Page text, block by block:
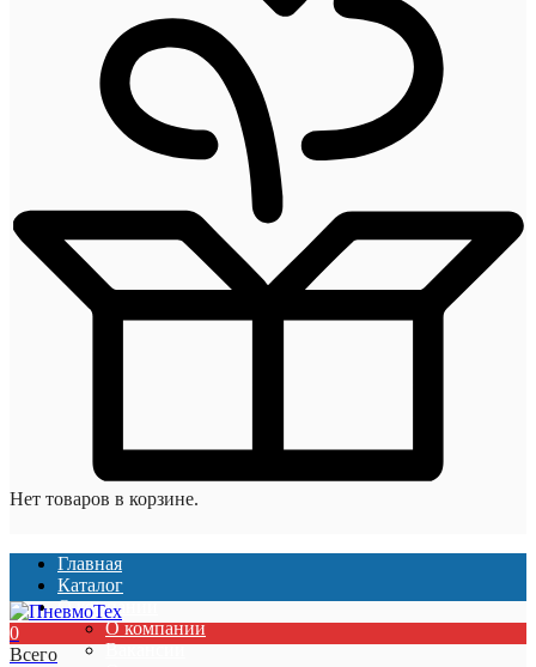
Нет товаров в корзине.
Главная
Каталог
О компании
О компании
Вакансии
0
Всего